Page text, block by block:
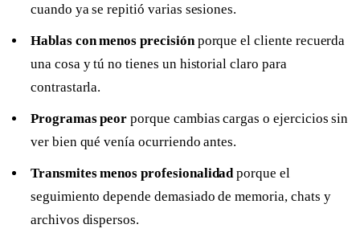
cuando ya se repitió varias sesiones.
Hablas con menos precisiónporque el cliente recuerda
una cosa y tú no tienes un historial claro para
contrastarla.
Programas peor porque cambias cargas o ejercicios sin
ver bien qué venía ocurriendo antes.
Transmites menos profesionalidadporque el
seguimiento depende demasiado de memoria, chats y
archivos dispersos.